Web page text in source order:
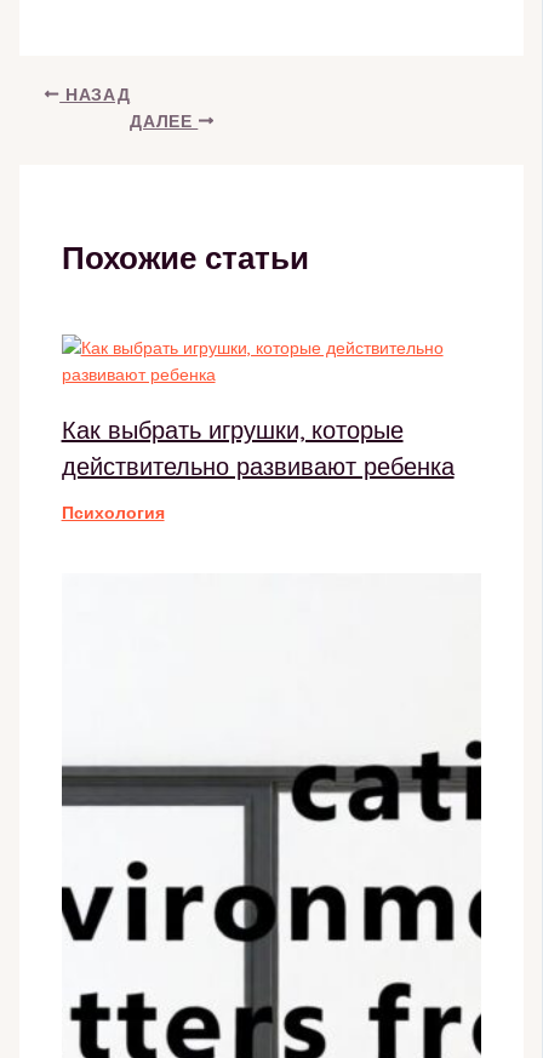
НАЗАД
ДАЛЕЕ
Похожие статьи
Как выбрать игрушки, которые
действительно развивают ребенка
Психология